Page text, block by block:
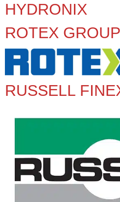
HYDRONIX
ROTEX GROUP
RUSSELL